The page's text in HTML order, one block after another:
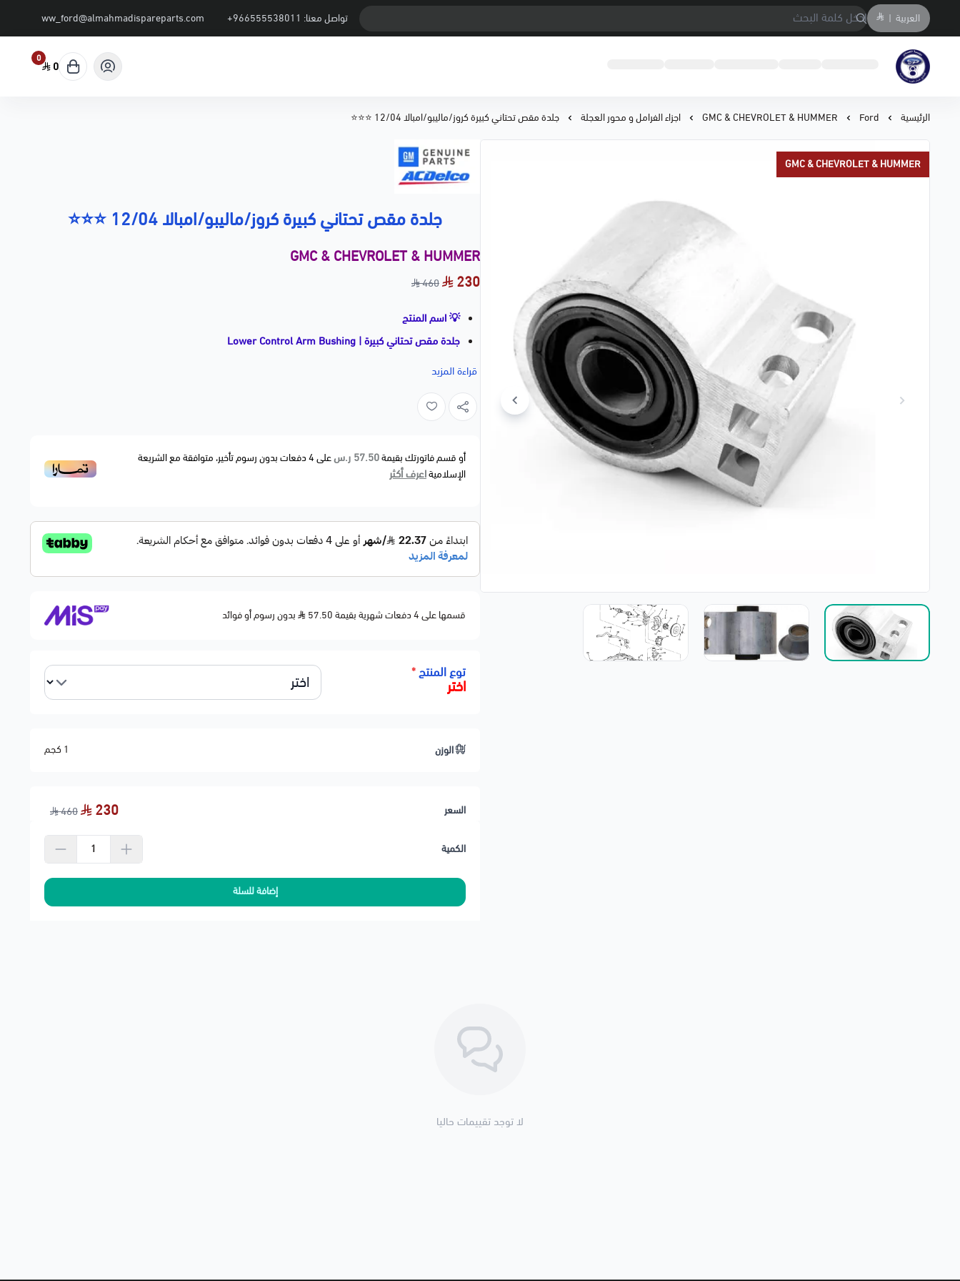
العربية | تواصل معنا: +966555538011
ww_ford@almahmadispareparts.com
متجر المحمادي لقطع السيارات
0
0
الرئيسية Ford
GMC & CHEVROLET & HUMMER اجزاء الفرامل و محور العجلة جلدة مقص تحتاني كبيرة كروز/ماليبو/امبالا 12/04 ⭐⭐⭐
GMC & CHEVROLET & HUMMER
جلدة مقص تحتاني كبيرة كروز/ماليبو/امبالا 12/04 ⭐⭐⭐
GMC & CHEVROLET & HUMMER
230
460
💡 اسم المنتج
جلدة مقص تحتاني كبيرة | Lower Control Arm Bushing
ماليبو / جي6 / أورا | 2004–2012
جلدة مقص تحتاني كبيرة بجودة ممتازة تعيد تماسك وتعليق السيارة لوضعه الطبيعي. تقلل الاهتزازات
🚗 الموديلات المتوافقة
CHEVROLET
PONTIAC
• G6 — 2005–2010
⚙️ مواصفات المنتج
تعالج اهتزازات الدركسون والصوت عند المطبات
مصنوعة من خامة مطاطية قوية تتحمل الضغط والحرارة
الحالة: جديد 100%
🚚 شحن لجميع مناطق المملكة ودول الخليج
قراءة المزيد
أو قسم فاتورتك بقيمة57.50 ر.س على4دفعات بدون رسوم تأخير، متوافقة مع الشريعة
الإسلاميةاعرف أكثر
قسمها على 4 دفعات شهرية بقيمة 57.50 بدون رسوم أو فوائد
توع المنتج*
اختر
الوزن 1 كجم
السعر 230
460
الكمية
إضافة للسلة
لا توجد تقييمات حاليا